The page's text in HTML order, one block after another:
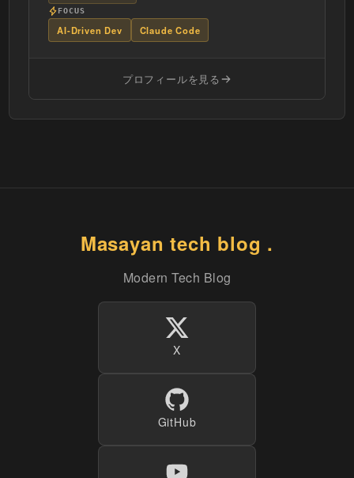
FOCUS
AI-Driven Dev Claude Code
プロフィールを見る
Masayan tech blog .
Modern Tech Blog
X
GitHub